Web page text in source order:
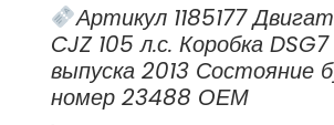
Артикул 1185177
CJZ 105 л.с. Коробка
выпуска 2013 Состояние
номер 23488 ОЕМ